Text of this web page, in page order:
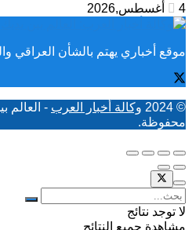
4 أغسطس,2026
موقع أخباري يهتم بالشأن العراقي
© 2024 وكالة أخبار العرب - العالم
محفوظة.
لا توجد نتائج
مشاهدة جميع النتائح